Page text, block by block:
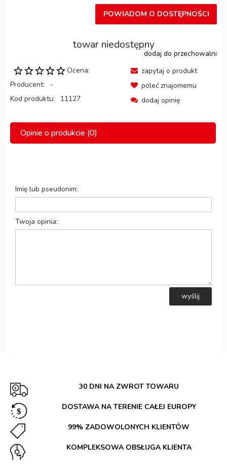
POWIADOM O DOSTĘPNOŚCI
towar niedostępny
dodaj do przechowalni
Ocena:
Producent:
-
Kod produktu:
11127
zapytaj o produkt
poleć znajomemu
dodaj opinię
Opinie o produkcie (0)
Imię lub pseudonim:
Twoja opinia:
wyślij
30 DNI NA ZWROT TOWARU
DOSTAWA NA TERENIE CAŁEJ EUROPY
99% ZADOWOLONYCH KLIENTÓW
KOMPLEKSOWA OBSŁUGA KLIENTA